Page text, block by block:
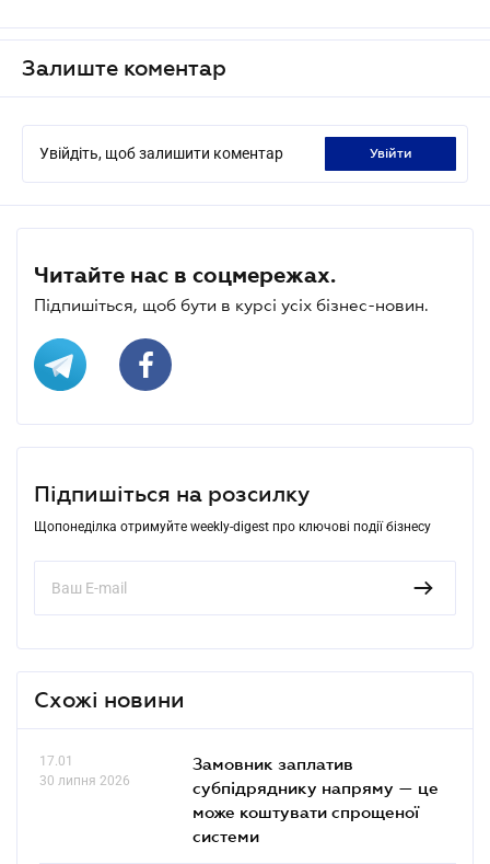
Залиште коментар
Увійдіть, щоб залишити коментар увійти
Читайте нас в соцмережах.
Підпишіться, щоб бути в курсі усіх бізнес-новин.
Підпишіться на розсилку
Щопонеділка отримуйте weekly-digest про ключові події бізнесу
Схожі новини
17.01
30 липня 2026
Замовник заплатив
субпідряднику напряму — це
може коштувати спрощеної
системи